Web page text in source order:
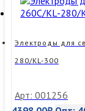
Электроды для
280/KL-300
Арт: 001256